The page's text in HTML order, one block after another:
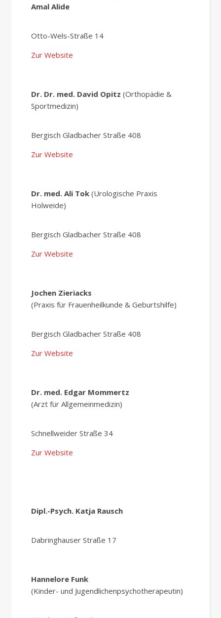
Amal Alide
Otto-Wels-Straße 14
Zur Website
Dr. Dr. med. David Opitz (Orthopädie &
Sportmedizin)
Bergisch Gladbacher Straße 408
Zur Website
Dr. med. Ali Tok (Urologische Praxis
Holweide)
Bergisch Gladbacher Straße 408
Zur Website
Jochen Zieriacks
(Praxis für Frauenheilkunde & Geburtshilfe)
Bergisch Gladbacher Straße 408
Zur Website
Dr. med. Edgar Mommertz
(Arzt für Allgemeinmedizin)
Schnellweider Straße 34
Zur Website
Dipl.-Psych. Katja Rausch
Dabringhauser Straße 17
Hannelore Funk
(Kinder- und Jugendlichenpsychotherapeutin)